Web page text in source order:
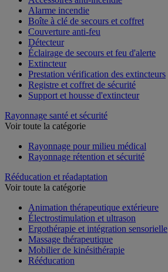
Alarme incendie
Boîte à clé de secours et coffret
Couverture anti-feu
Détecteur
Éclairage de secours et feu d'alerte
Extincteur
Prestation vérification des extincteurs
Registre et coffret de sécurité
Support et housse d'extincteur
Rayonnage santé et sécurité
Voir toute la catégorie
Rayonnage pour milieu médical
Rayonnage rétention et sécurité
Rééducation et réadaptation
Voir toute la catégorie
Animation thérapeutique extérieure
Électrostimulation et ultrason
Ergothérapie et intégration sensorielle
Massage thérapeutique
Mobilier de kinésithérapie
Rééducation